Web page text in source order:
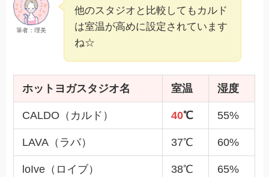
筆者：理美
他のスタジオと比較してもカルド
は室温が高めに設定されています
ね☆
ホットヨガスタジオ名 室温 湿度
CALDO（カルド） 40℃ 55%
LAVA（ラバ） 37℃ 60%
loIve（ロイブ） 38℃ 65%